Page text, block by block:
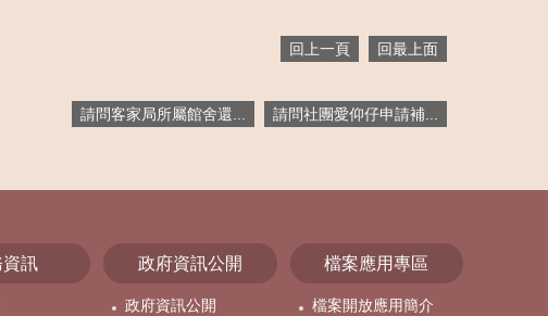
回上一頁 回最上面
請問客家局所屬館舍還... 請問社團愛仰仔申請補...
資訊 政府資訊公開
政府資訊公開
檔案應用專區
檔案開放應用簡介